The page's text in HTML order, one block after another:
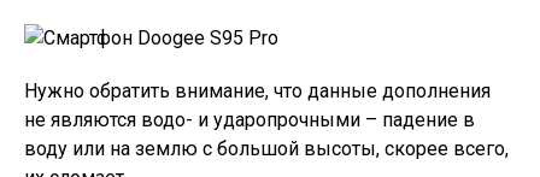
Нужно обратить внимание, что данные дополнения
не являются водо- и ударопрочными – падение в
воду или на землю с большой высоты, скорее всего,